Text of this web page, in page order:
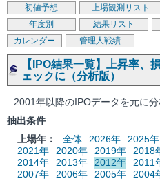
初値予想
上場観測リスト
年度別
結果リスト
カレンダー
管理人戦績
【IPO結果一覧】上昇率、
ェックに（分析版）
2001年以降のIPOデータを元に分
抽出条件
上場年：
全体 2026年 2025年
2021年
2020年 2019年 2018
2014年
2013年 2012年 2011
2007年
2006年 2005年 2004